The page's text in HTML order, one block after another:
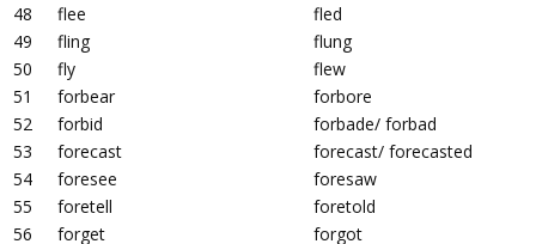
48
flee
fled
49
fling
flung
50
fly
flew
51
forbear
forbore
52
forbid
forbade/ forbad
53
forecast
forecast/ forecasted
54
foresee
foresaw
55
foretell
foretold
56
forget forgot